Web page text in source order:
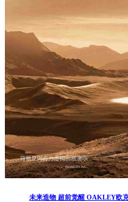
未来造物 超前觉醒 OAKLEY欧